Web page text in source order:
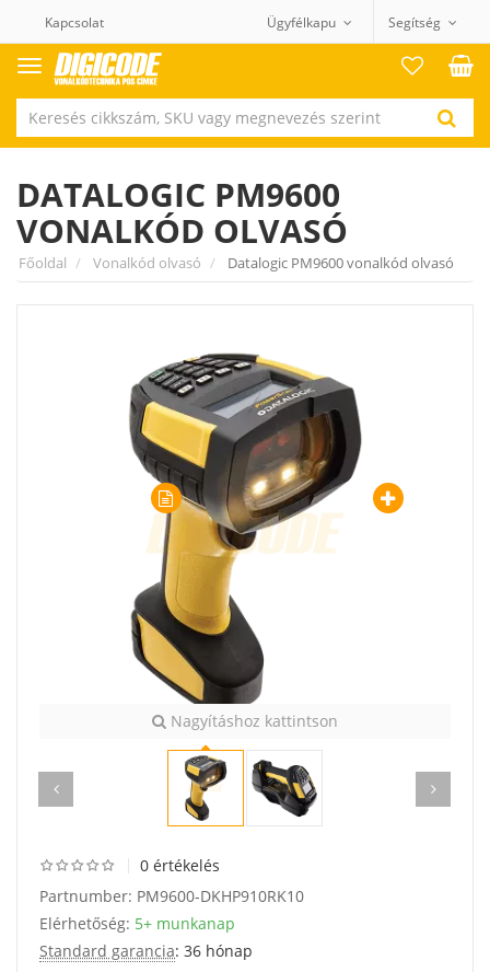
Kapcsolat Ügyfélkapu Segítség
Termék
kategóriák
DATALOGIC PM9600
VONALKÓD OLVASÓ
Főoldal Vonalkód olvasó Datalogic PM9600 vonalkód olvasó
Nagyításhoz kattintson
0 értékelés
Partnumber: PM9600-DKHP910RK10
Elérhetőség: 5+ munkanap
Standard garancia: 36 hónap